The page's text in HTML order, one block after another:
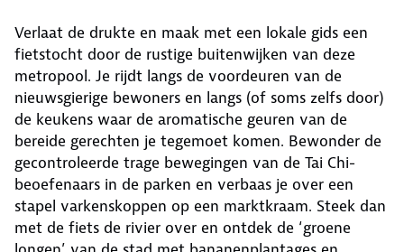
Verlaat de drukte en maak met een lokale gids een
fietstocht door de rustige buitenwijken van deze
metropool. Je rijdt langs de voordeuren van de
nieuwsgierige bewoners en langs (of soms zelfs door)
de keukens waar de aromatische geuren van de
bereide gerechten je tegemoet komen. Bewonder de
gecontroleerde trage bewegingen van de Tai Chi-
beoefenaars in de parken en verbaas je over een
stapel varkenskoppen op een marktkraam. Steek dan
met de fiets de rivier over en ontdek de ‘groene